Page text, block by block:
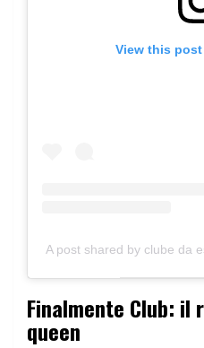
View this
A post shared by clube da
Finalmente Club: il
queen